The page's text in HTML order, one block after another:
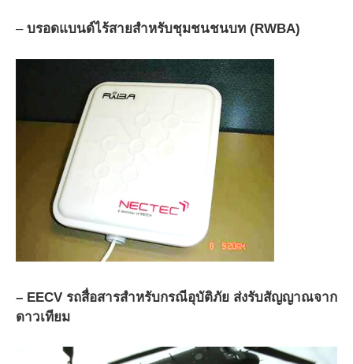
– บรอดแบนด์ไร้สายสำหรับชุมชนชนบท (RWBA)
– EECV รถสื่อสารสำหรับกรณีอุบัติภัย ส่งรับสัญญาณจาก
ดาวเทียม